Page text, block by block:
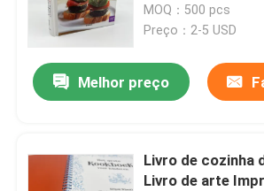
MOQ：500 pcs
Preço：2-5 USD
Melhor preço
Livro de cozinha
Livro de arte